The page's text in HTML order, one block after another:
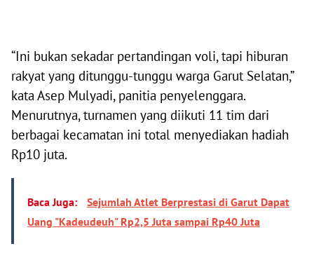
“Ini bukan sekadar pertandingan voli, tapi hiburan
rakyat yang ditunggu-tunggu warga Garut Selatan,”
kata Asep Mulyadi, panitia penyelenggara.
Menurutnya, turnamen yang diikuti 11 tim dari
berbagai kecamatan ini total menyediakan hadiah
Rp10 juta.
Baca Juga:
Sejumlah Atlet Berprestasi di Garut Dapat
Uang "Kadeudeuh" Rp2,5 Juta sampai Rp40 Juta